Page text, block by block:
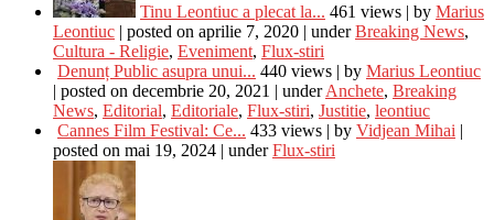
Tinu Leontiuc a plecat la... 461 views | by Marius
Leontiuc | posted on aprilie 7, 2020 | underBreaking News,
Cultura - Religie, Eveniment, Flux-stiri
Denunț Public asupra unui... 440 views | by Marius Leontiuc
| posted on decembrie 20, 2021 | underAnchete, Breaking
News, Editorial, Editoriale, Flux-stiri, Justitie, leontiuc
Cannes Film Festival: Ce... 433 views | by Vidjean Mihai |
posted on mai 19, 2024 | underFlux-stiri